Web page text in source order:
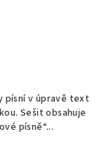
písní v úpravě text
Sešit obsahuje
písně“...